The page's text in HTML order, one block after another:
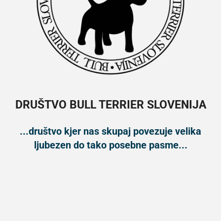
DRUŠTVO BULL TERRIER SLOVENIJA
...društvo kjer nas skupaj povezuje velika
ljubezen do tako posebne pasme...